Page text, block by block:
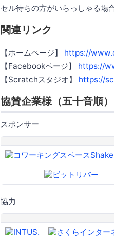
セル待ちの方がいらっしゃる場
関連リンク
【ホームページ】 https://
【Facebookページ】 https://
【Scratchスタジオ】 https://
協賛企業様（五十音順）
スポンサー
協力